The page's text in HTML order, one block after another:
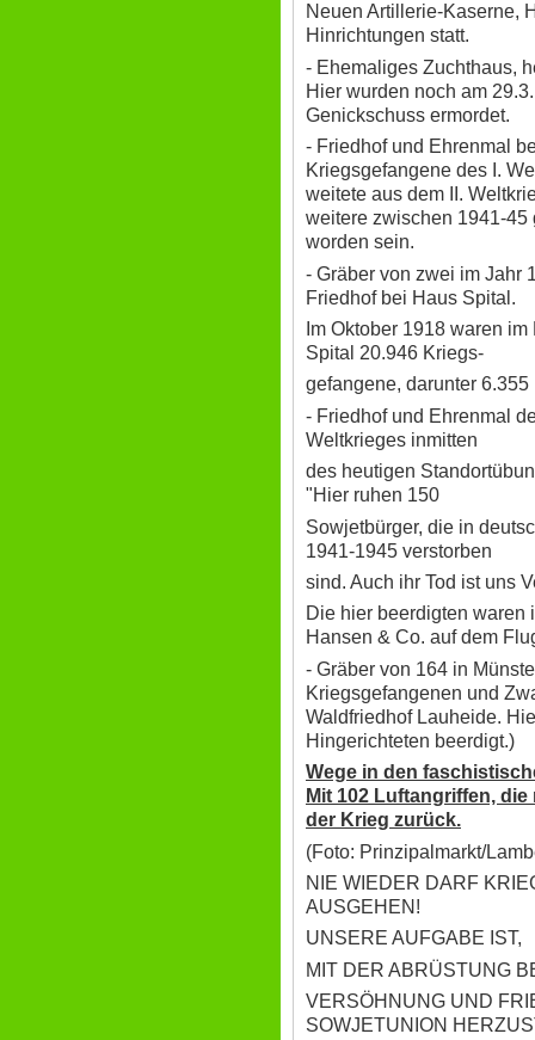
Neuen Artillerie-Kaserne,
Hinrichtungen statt.
- Ehemaliges Zuchthaus,
Hier wurden noch am
Genickschuss ermordet.
- Friedhof und Ehrenmal
Kriegsgefangene des I.
weitete aus dem II.
weitere zwischen 1941-
worden sein.
- Gräber von zwei im Jahr
Friedhof bei Haus Spital.
Im Oktober 1918 waren
Spital 20.946 Kriegs-
gefangene, darunter
- Friedhof und Ehrenmal
Weltkrieges inmitten
des heutigen
"Hier ruhen 150
Sowjetbürger, die in
1941-1945 verstorben
sind. Auch ihr Tod ist uns
Die hier beerdigten waren
Hansen & Co. auf dem
- Gräber von 164 in
Kriegsgefangenen und
Waldfriedhof Lauheide.
Hingerichteten beerdigt.)
Wege in den
Mit 102 Luftangriffen,
der Krieg zurück.
(Foto: Prinzipalmarkt/
NIE WIEDER DARF
AUSGEHEN!
UNSERE AUFGABE IST,
MIT DER ABRÜSTUNG
VERSÖHNUNG UND
SOWJETUNION